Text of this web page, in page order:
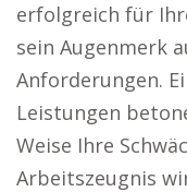
erfolgreich für
sein Augenmerk
Anforderungen.
Leistungen
Weise Ihre
Arbeitszeugnis